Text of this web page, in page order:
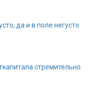
да и в поле негусто
стремительно